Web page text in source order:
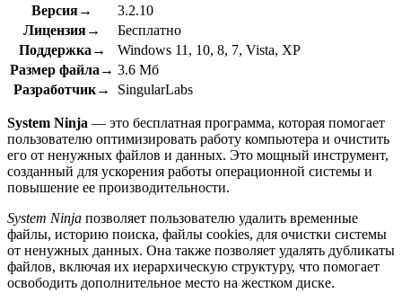
Версия→
3.2.10
Лицензия→
Бесплатно
Поддержка→
Windows 11, 10, 8, 7, Vista, XP
Размер файла→ 3.6 Мб
Разработчик→
SingularLabs
System Ninja — это бесплатная программа, которая помогает
пользователю оптимизировать работу компьютера и очистить
его от ненужных файлов и данных. Это мощный инструмент,
созданный для ускорения работы операционной системы и
повышение ее производительности.
System Ninja позволяет пользователю удалить временные
файлы, историю поиска, файлы cookies, для очистки системы
от ненужных данных. Она также позволяет удалять дубликаты
файлов, включая их иерархическую структуру, что помогает
освободить дополнительное место на жестком диске.